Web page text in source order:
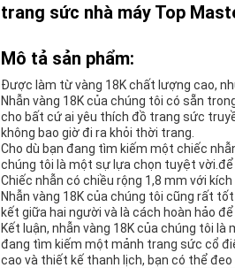
trang sức nhà máy Top
Mô tả sản phẩm:
Được làm từ vàng 18K chất lượng cao,
Nhẫn vàng 18K của chúng tôi có sẵn
cho bất cứ ai yêu thích đồ trang sức
không bao giờ đi ra khỏi thời trang.
Cho dù bạn đang tìm kiếm một chiếc
chúng tôi là một sự lựa chọn tuyệt
Chiếc nhẫn có chiều rộng 1,8 mm với
Nhẫn vàng 18K của chúng tôi cũng rất
kết giữa hai người và là cách hoàn hảo
Kết luận, nhẫn vàng 18K của chúng tôi
đang tìm kiếm một mảnh trang sức cổ
cao và thiết kế thanh lịch, bạn có thể